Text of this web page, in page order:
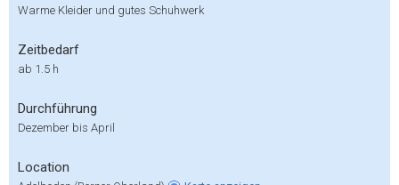
Warme Kleider und gutes Schuhwerk
Zeitbedarf
ab 1.5 h
Durchführung
Dezember bis April
Location